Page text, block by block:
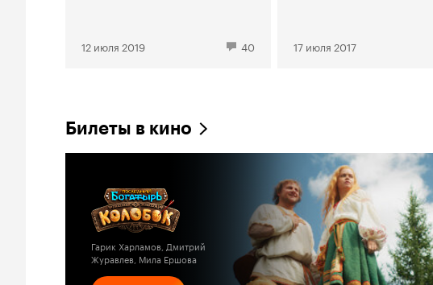
12 июля 2019 40 17 июля 2017
Билеты в кино
Гарик Харламов, Дмитрий
Журавлев, Мила Ершова